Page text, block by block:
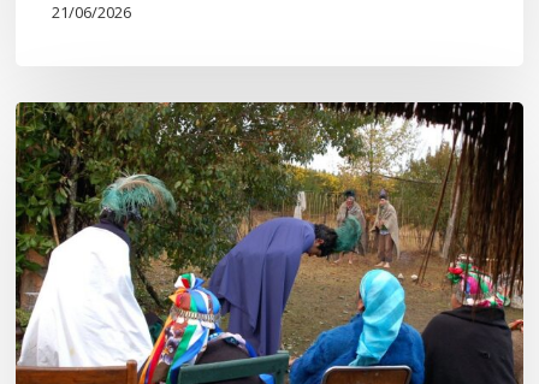
21/06/2026
Conmemoración
del
Wiñoy
Tripantü
y
la
Sociedad